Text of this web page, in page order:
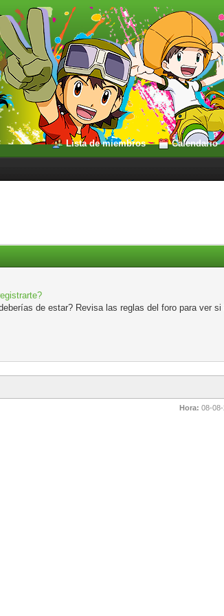
Lista de miembros Calendario
de estar? Revisa las reglas del foro para ver
Hora: 08-